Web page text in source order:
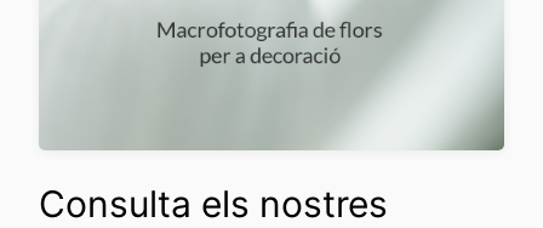
Consulta els nostres